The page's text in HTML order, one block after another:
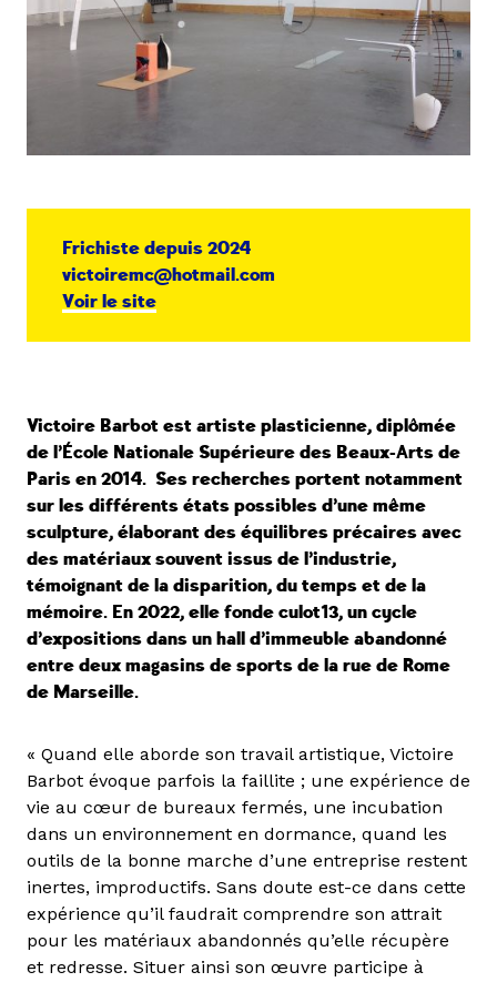
Frichiste depuis 2024
victoiremc@hotmail.com
Voir le site
Victoire Barbot est artiste plasticienne, diplômée
de l’École Nationale Supérieure des Beaux-Arts de
Paris en 2014. Ses recherches portent notamment
sur les différents états possibles d’une même
sculpture, élaborant des équilibres précaires avec
des matériaux souvent issus de l’industrie,
témoignant de la disparition, du temps et de la
mémoire. En 2022, elle fonde culot13, un cycle
d’expositions dans un hall d’immeuble abandonné
entre deux magasins de sports de la rue de Rome
de Marseille.
« Quand elle aborde son travail artistique, Victoire
Barbot évoque parfois la faillite ; une expérience de
vie au cœur de bureaux fermés, une incubation
dans un environnement en dormance, quand les
outils de la bonne marche d’une entreprise restent
inertes, improductifs. Sans doute est-ce dans cette
expérience qu’il faudrait comprendre son attrait
pour les matériaux abandonnés qu’elle récupère
et redresse. Situer ainsi son œuvre participe à